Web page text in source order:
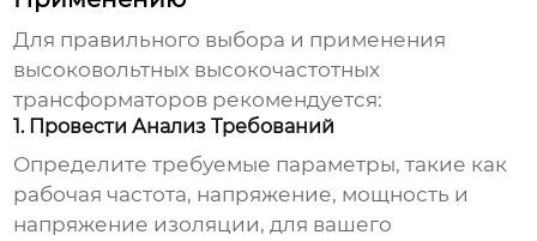
Для правильного выбора и применения
высоковольтных высокочастотных
трансформаторов рекомендуется:
1. Провести Анализ Требований
Определите требуемые параметры, такие как
рабочая частота, напряжение, мощность и
напряжение изоляции, для вашего